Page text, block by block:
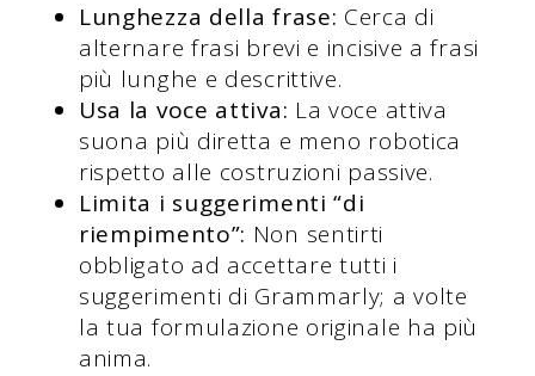
Lunghezza della frase: Cerca di
alternare frasi brevi e incisive a frasi
più lunghe e descrittive.
Usa la voce attiva: La voce attiva
suona più diretta e meno robotica
rispetto alle costruzioni passive.
Limita i suggerimenti “di
riempimento”: Non sentirti
obbligato ad accettare tutti i
suggerimenti di Grammarly; a volte
la tua formulazione originale ha più
anima.